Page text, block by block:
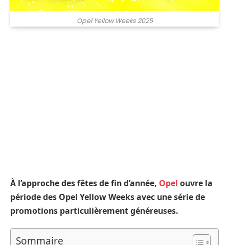
Opel Yellow Weeks 2025
À l’approche des fêtes de fin d’année, Opel ouvre la
période des Opel Yellow Weeks avec une série de
promotions particulièrement généreuses.
Sommaire